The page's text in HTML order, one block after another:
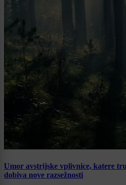
Umor avstrijske vplivnice, katere
dobiva nove razsežnosti